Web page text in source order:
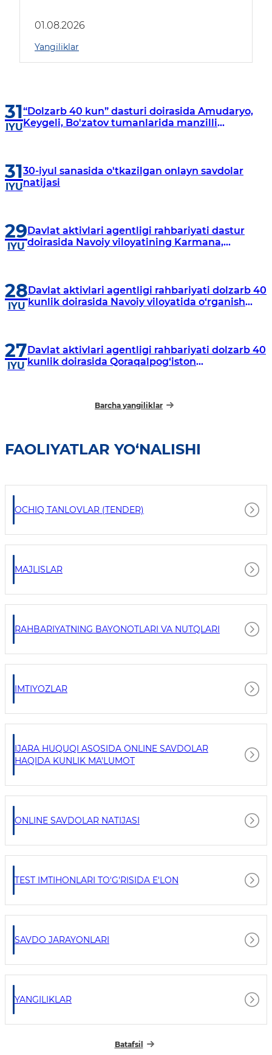
borildi
01.08.2026
Yangiliklar
31
IYU
“Dolzarb 40 kun” dasturi doirasida Amudaryo,
Keygeli, Bo'zatov tumanlarida manzilli
31
IYU
30-iyul sanasida o'tkazilgan onlayn savdolar
natijasi
29
IYU
Davlat aktivlari agentligi rahbariyati dastur
doirasida Navoiy viloyatining Karmana,
28
IYU
Davlat aktivlari agentligi rahbariyati dolzarb 40
kunlik doirasida Navoiy viloyatida o‘rganish
27
IYU
Davlat aktivlari agentligi rahbariyati dolzarb 40
kunlik doirasida Qoraqalpog‘iston
Barcha yangiliklar
FAOLIYATLAR YO‘NALISHI
OCHIQ TANLOVLAR (TENDER)
MAJLISLAR
RAHBARIYATNING BAYONOTLARI VA NUTQLARI
IMTIYOZLAR
IJARA HUQUQI ASOSIDA ONLINE SAVDOLAR
HAQIDA KUNLIK MA'LUMOT
ONLINE SAVDOLAR NATIJASI
TEST IMTIHONLARI TO'G'RISIDA E'LON
SAVDO JARAYONLARI
YANGILIKLAR
Batafsil